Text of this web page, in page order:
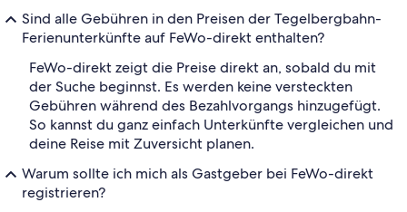
Sind alle Gebühren in den Preisen der Tegelbergbahn-
Ferienunterkünfte auf FeWo-direkt enthalten?
FeWo-direkt zeigt die Preise direkt an, sobald du mit
der Suche beginnst. Es werden keine versteckten
Gebühren während des Bezahlvorgangs hinzugefügt.
So kannst du ganz einfach Unterkünfte vergleichen und
deine Reise mit Zuversicht planen.
Warum sollte ich mich als Gastgeber bei FeWo-direkt
registrieren?